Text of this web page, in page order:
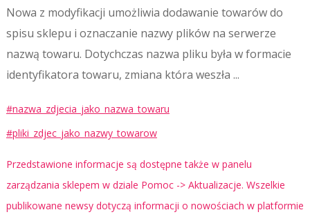
Nowa z modyfikacji umożliwia dodawanie towarów do
spisu sklepu i oznaczanie nazwy plików na serwerze
nazwą towaru. Dotychczas nazwa pliku była w formacie
identyfikatora towaru, zmiana która weszła ...
#nazwa_zdjecia_jako_nazwa_towaru
#pliki_zdjec_jako_nazwy_towarow
Przedstawione informacje są dostępne także w panelu
zarządzania sklepem w dziale Pomoc -> Aktualizacje. Wszelkie
publikowane newsy dotyczą informacji o nowościach w platformie